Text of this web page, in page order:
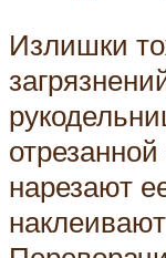
Излишки
нарезают